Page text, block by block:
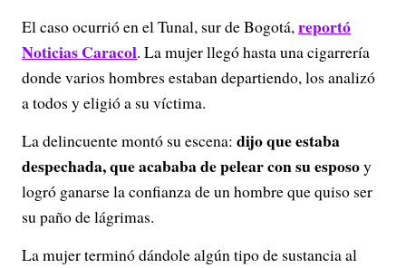
e
o
El caso ocurrió en el Tunal, sur de Bogotá,reportó
Noticias Caracol. La mujer llegó hasta una cigarrería
donde varios hombres estaban departiendo, los analizó
a todos y eligió a su víctima.
La delincuente montó su escena: dijo que estaba
despechada, que acababa de pelear con su esposoy
logró ganarse la confianza de un hombre que quiso ser
su paño de lágrimas.
La mujer terminó dándole algún tipo de sustancia al